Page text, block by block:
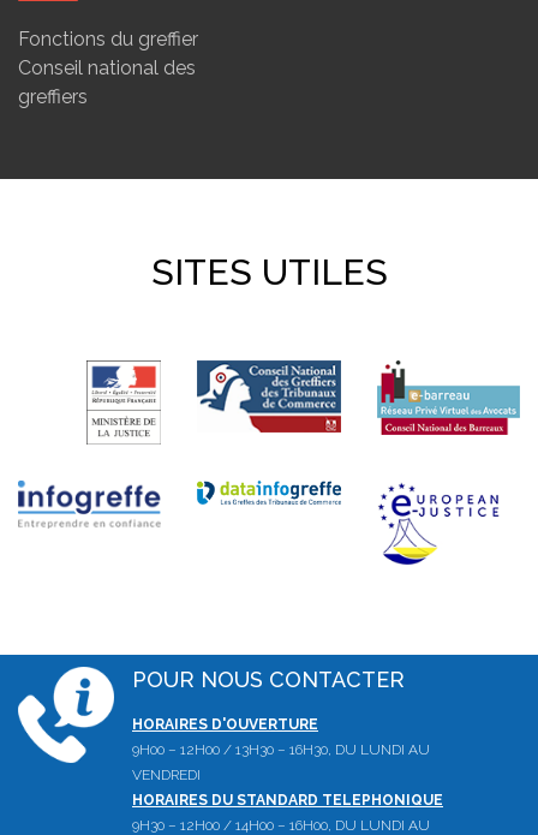
Fonctions du greffier
Conseil national des
greffiers
SITES UTILES
POUR NOUS CONTACTER
HORAIRES D'OUVERTURE
9H00 – 12H00 / 13H30 – 16H30, DU LUNDI AU
VENDREDI
HORAIRES DU STANDARD TELEPHONIQUE
9H30 – 12H00 / 14H00 – 16H00, DU LUNDI AU